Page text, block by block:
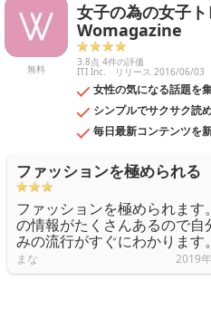
無料
女子の為の女子
Womagazine
3.8点 4件の評価
ITI Inc. リリース 2016/06/03
女性の気になる話題を
シンプルでサクサク読
毎日最新コンテンツを
ファッションを極められる
ファッションを極められます
の情報がたくさんあるので自
みの流行がすぐにわかります。
まな 2019